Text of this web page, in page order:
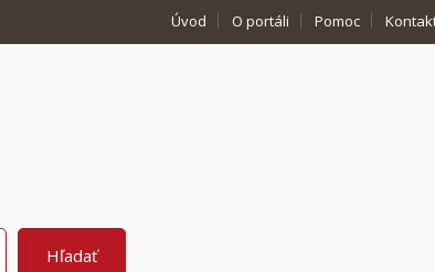
Úvod O portáli Pomoc